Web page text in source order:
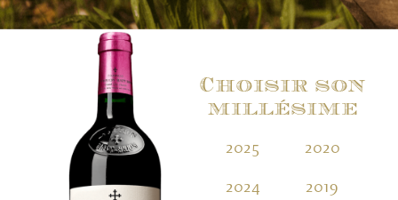
Choisir son
millésime
2025
2024
2020
2019